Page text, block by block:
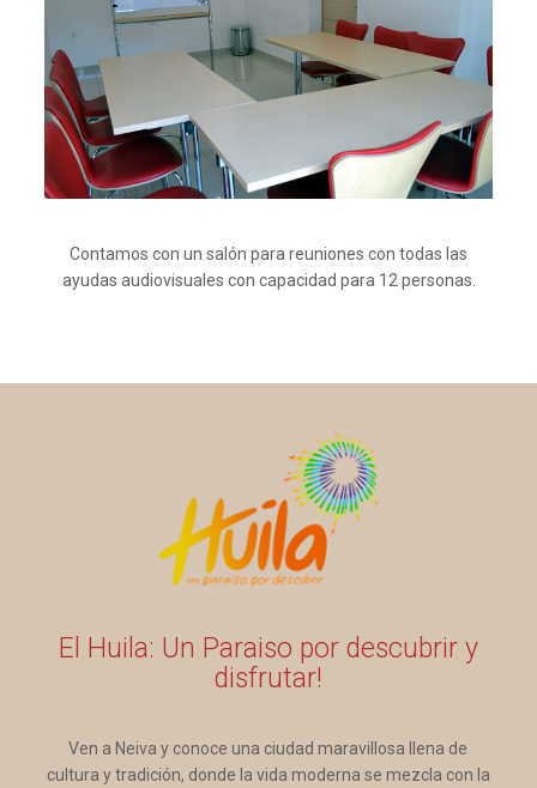
Contamos con un salón para reuniones con todas las
ayudas audiovisuales con capacidad para 12 personas.
El Huila: Un Paraiso por descubrir y
disfrutar!
Ven a Neiva y conoce una ciudad maravillosa llena de
cultura y tradición, donde la vida moderna se mezcla con la